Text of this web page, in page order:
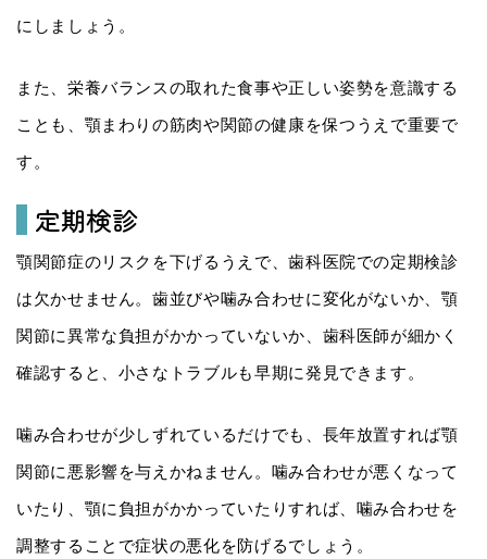
にしましょう。
また、栄養バランスの取れた食事や正しい姿勢を意識する
ことも、顎まわりの筋肉や関節の健康を保つうえで重要で
す。
定期検診
顎関節症のリスクを下げるうえで、歯科医院での定期検診
は欠かせません。歯並びや噛み合わせに変化がないか、顎
関節に異常な負担がかかっていないか、歯科医師が細かく
確認すると、小さなトラブルも早期に発見できます。
噛み合わせが少しずれているだけでも、長年放置すれば顎
関節に悪影響を与えかねません。噛み合わせが悪くなって
いたり、顎に負担がかかっていたりすれば、噛み合わせを
調整することで症状の悪化を防げるでしょう。